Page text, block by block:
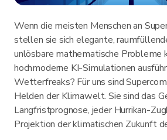
Wenn die meisten Menschen an
stellen sie sich elegante,
unlösbare mathematische Probleme
hochmoderne KI-Simulationen
Wetterfreaks? Für uns sind
Helden der Klimawelt. Sie sind das
Langfristprognose, jeder Hurrikan-
Projektion der klimatischen Zukunft